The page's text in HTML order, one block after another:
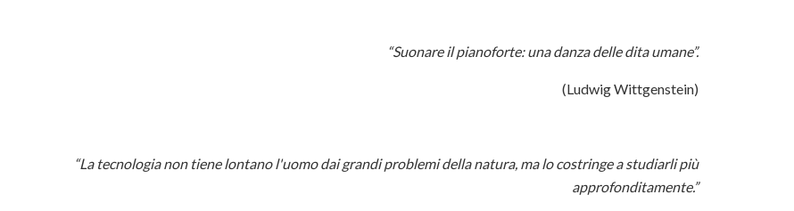
“Suonare il pianoforte: una danza delle dita umane”.
(Ludwig Wittgenstein)
“La tecnologia non tiene lontano l'uomo dai grandi problemi della natura, ma lo costringe a studiarli più
approfonditamente.”